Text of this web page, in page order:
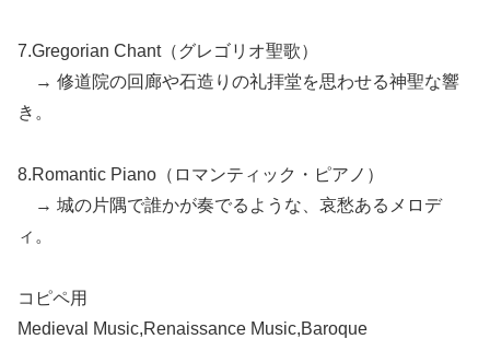
7.Gregorian Chant（グレゴリオ聖歌）
→ 修道院の回廊や石造りの礼拝堂を思わせる神聖な響
き。
8.Romantic Piano（ロマンティック・ピアノ）
→ 城の片隅で誰かが奏でるような、哀愁あるメロデ
ィ。
コピペ用
Medieval Music,Renaissance Music,Baroque